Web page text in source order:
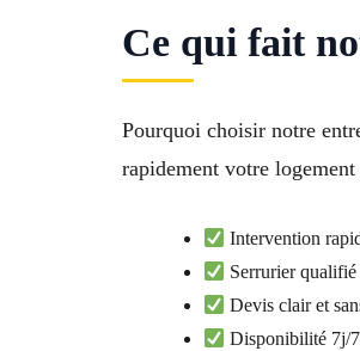
Ce qui fait
Pourquoi choisir notre
rapidement votre
Intervention
Serrurier
Devis clair et
Disponibilité 7j/7